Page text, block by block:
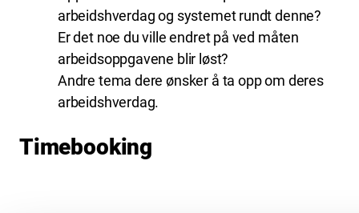
arbeidshverdag og systemet rundt denne?
Er det noe du ville endret på ved måten
arbeidsoppgavene blir løst?
Andre tema dere ønsker å ta opp om deres
arbeidshverdag.
Timebooking